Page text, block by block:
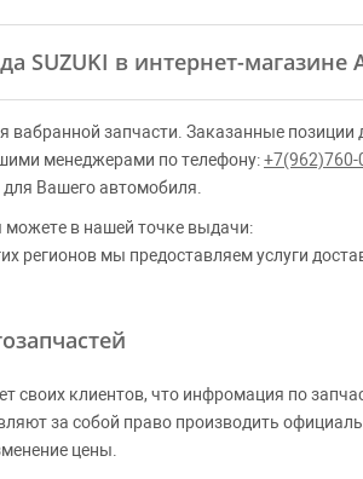
SUZUKI в интернет-
запчасти. Заказанные
менеджерами по телефону:+7(962)760-
Вашего автомобиля.
можете в нашей точке выдачи:
регионов мы предоставляем услуги
своих клиентов, что инфромация по
за собой право производить
цены.